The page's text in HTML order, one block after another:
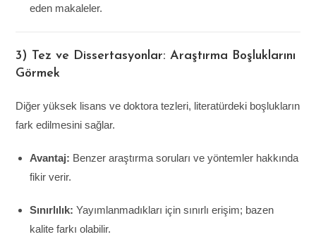
eden makaleler.
3) Tez ve Dissertasyonlar: Araştırma Boşluklarını
Görmek
Diğer yüksek lisans ve doktora tezleri, literatürdeki boşlukların
fark edilmesini sağlar.
Avantaj: Benzer araştırma soruları ve yöntemler hakkında
fikir verir.
Sınırlılık: Yayımlanmadıkları için sınırlı erişim; bazen
kalite farkı olabilir.